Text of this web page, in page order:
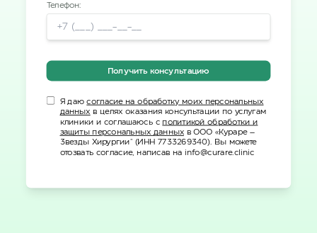
Телефон:
Получить консультацию
Я даюсогласие на обработку моих персональных
данных в целях оказания консультации по услугам
клиники и соглашаюсь с политикой обработки и
защиты персональных данных в ООО «Кураре –
Звезды Хирургии" (ИНН 7733269340). Вы можете
отозвать согласие, написав на info@curare.clinic